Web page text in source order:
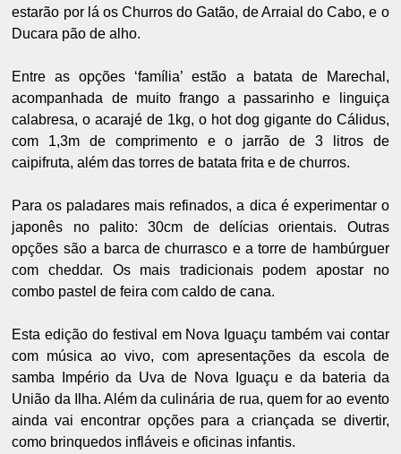
estarão por lá os Churros do Gatão, de Arraial do Cabo, e o
Ducara pão de alho.
Entre as opções ‘família’ estão a batata de Marechal,
acompanhada de muito frango a passarinho e linguiça
calabresa, o acarajé de 1kg, o hot dog gigante do Cálidus,
com 1,3m de comprimento e o jarrão de 3 litros de
caipifruta, além das torres de batata frita e de churros.
Para os paladares mais refinados, a dica é experimentar o
japonês no palito: 30cm de delícias orientais. Outras
opções são a barca de churrasco e a torre de hambúrguer
com cheddar. Os mais tradicionais podem apostar no
combo pastel de feira com caldo de cana.
Esta edição do festival em Nova Iguaçu também vai contar
com música ao vivo, com apresentações da escola de
samba Império da Uva de Nova Iguaçu e da bateria da
União da Ilha. Além da culinária de rua, quem for ao evento
ainda vai encontrar opções para a criançada se divertir,
como brinquedos infláveis e oficinas infantis.